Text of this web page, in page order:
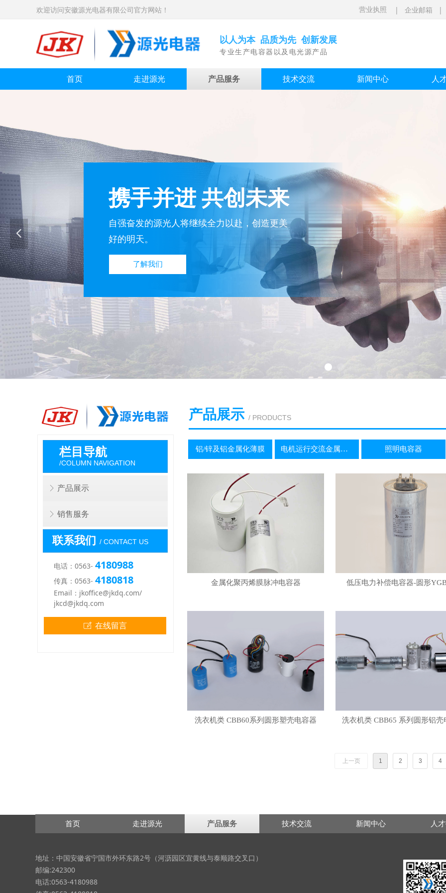
以人为本 品质为先 创新发展
专业生产电容器以及电光源产品
欢迎访问安徽源光电器有限公司官方网站！
首页 走进源光 产品服务 技术交流 新闻中心 人
携手并进 共创未来
自强奋发的源光人将继续全力以赴，创造更美
好的明天。
了解我们
安徽源光电器有限公司
● 国家重点新产品 ● 国家火炬计划
● 安徽省高新技术产品 ● 安徽省科技进步奖
了解我们
넳
营业执照 | 企业邮箱 |
产品展示 / PRODUCTS
铝/锌及铝金属化薄膜 电机运行交流金属化电容器 照明电容器
金属化聚丙烯膜脉冲电容器 低压电力补偿电容器-圆形
洗衣机类 CBB60系列圆形塑壳电容器 洗衣机类 CBB65 系列圆形铝壳
上一页 1 2 3 4
栏目导航
/COLUMN NAVIGATION
ꁕ 产品展示
ꁕ 销售服务
ꂐ 在线留言
联系我们 / CONTACT US
电话：0563- 4180988
传真：0563- 4180818
Email：jkoffice@jkdq.com/
jkcd@jkdq.com
地址：中国安徽省宁国市外环东路2号（河沥园区宜黄线与泰顺路交叉口）
邮编:242300
电话:0563-4180988
首页 走进源光 产品服务 技术交流 新闻中心 人